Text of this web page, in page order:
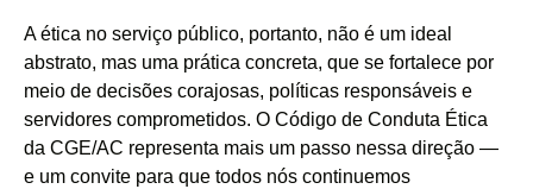
A ética no serviço público, portanto, não é um ideal
abstrato, mas uma prática concreta, que se fortalece por
meio de decisões corajosas, políticas responsáveis e
servidores comprometidos. O Código de Conduta Ética
da CGE/AC representa mais um passo nessa direção —
e um convite para que todos nós continuemos